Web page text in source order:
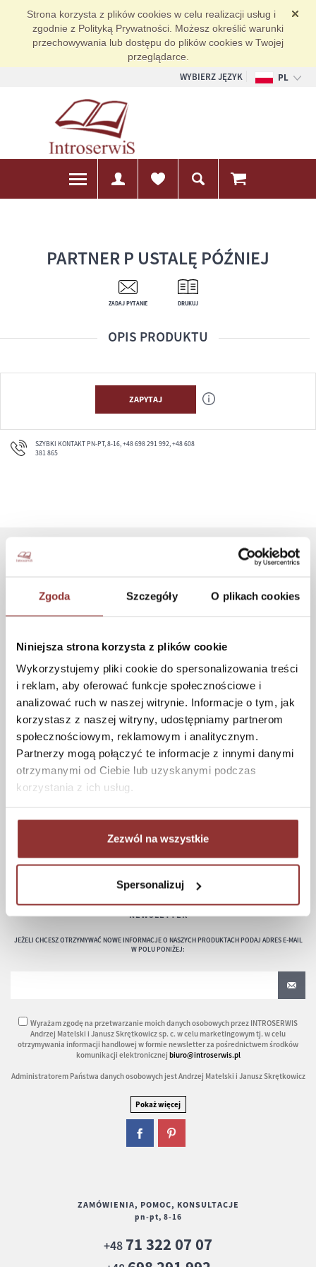
Zgoda Szczegóły O plikach cookies
Niniejsza strona korzysta z plików cookie
Wykorzystujemy pliki cookie do spersonalizowania treści
i reklam, aby oferować funkcje społecznościowe i
analizować ruch w naszej witrynie. Informacje o tym, jak
korzystasz z naszej witryny, udostępniamy partnerom
społecznościowym, reklamowym i analitycznym.
Partnerzy mogą połączyć te informacje z innymi danymi
otrzymanymi od Ciebie lub uzyskanymi podczas
korzystania z ich usług.
Zezwól na wszystkie
Spersonalizuj
Strona korzysta z plików cookies w celu realizacji usług i
zgodnie z Polityką Prywatności. Możesz określić warunki
przechowywania lub dostępu do plików cookies w Twojej
przeglądarce.
WYBIERZ JĘZYK
PL
PARTNER P USTALĘ PÓŹNIEJ
ZADAJ PYTANIE DRUKUJ
OPIS PRODUKTU
ZAPYTAJ
SZYBKI KONTAKT PN-PT, 8-16, +48 698 291 992, +48 608
381 865
Jak kupować
Koszt dostawy
Informacje techniczne
POMOC
Regulamin
Konserwacja i czyszczenie
Zwroty
Kontakt
NEWSLETTER
JEŻELI CHCESZ OTRZYMYWAĆ NOWE INFORMACJE O NASZYCH PRODUKTACH PODAJ ADRES E-MAIL
W POLU PONIŻEJ:
Wyrażam zgodę na przetwarzanie moich danych osobowych przez INTROSERWIS
Andrzej Matelski i Janusz Skrętkowicz sp. c. w celu marketingowym tj. w celu
otrzymywania informacji handlowej w formie newsletter za pośrednictwem środków
komunikacji elektronicznej biuro@introserwis.pl
Administratorem Państwa danych osobowych jest Andrzej Matelski i Janusz Skrętkowicz
ZAMÓWIENIA, POMOC, KONSULTACJE
pn-pt, 8-16
+48 71 322 07 07